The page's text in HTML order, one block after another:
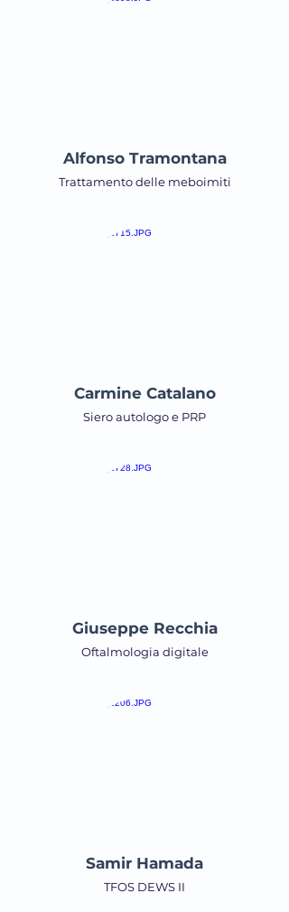
Alfonso Tramontana
Trattamento delle meboimiti
Carmine Catalano
Siero autologo e PRP
Giuseppe Recchia
Oftalmologia digitale
Samir Hamada
TFOS DEWS II